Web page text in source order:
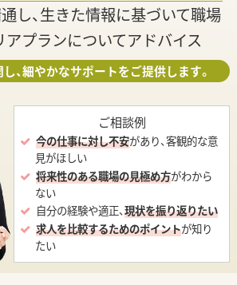
し、生きた情報に基づいて職場
プランについてアドバイス
、細やかなサポートをご提供します。
ご相談例
今の仕事に対し不安があり、客観的な意
見がほしい
将来性のある職場の見極め方がわから
ない
自分の経験や適正、現状を振り返りたい
求人を比較するためのポイントが知り
たい